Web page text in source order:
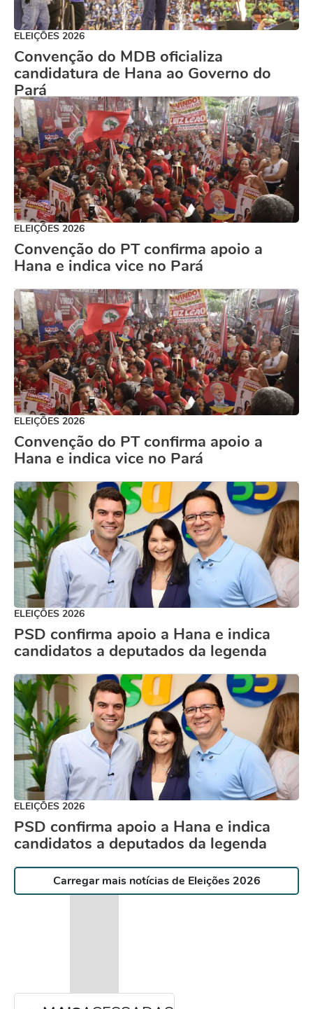
ELEIÇÕES 2026
Convenção do MDB oficializa
candidatura de Hana ao Governo do
Pará
ELEIÇÕES 2026
Convenção do PT confirma apoio a
Hana e indica vice no Pará
ELEIÇÕES 2026
Convenção do PT confirma apoio a
Hana e indica vice no Pará
ELEIÇÕES 2026
PSD confirma apoio a Hana e indica
candidatos a deputados da legenda
ELEIÇÕES 2026
PSD confirma apoio a Hana e indica
candidatos a deputados da legenda
Carregar mais notícias de Eleições 2026